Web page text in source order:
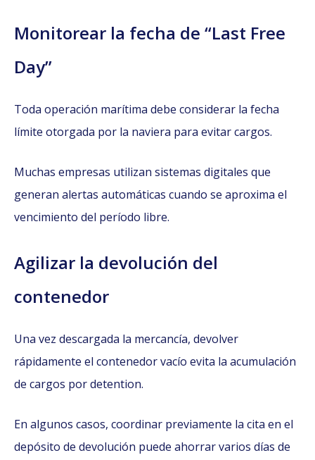
Monitorear la fecha de “Last Free
Day”
Toda operación marítima debe considerar la fecha
límite otorgada por la naviera para evitar cargos.
Muchas empresas utilizan sistemas digitales que
generan alertas automáticas cuando se aproxima el
vencimiento del período libre.
Agilizar la devolución del
contenedor
Una vez descargada la mercancía, devolver
rápidamente el contenedor vacío evita la acumulación
de cargos por detention.
En algunos casos, coordinar previamente la cita en el
depósito de devolución puede ahorrar varios días de